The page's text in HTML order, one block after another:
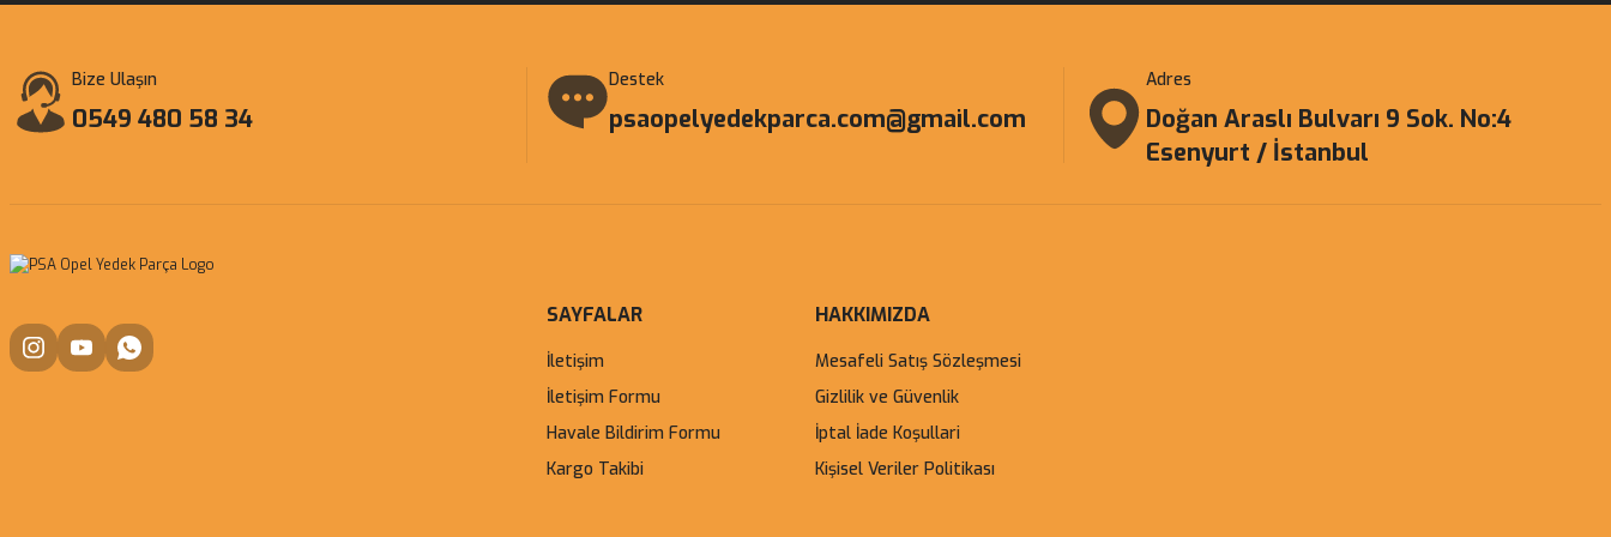
Bize Ulaşın
0549 480 58 34
Destek
psaopelyedekparca.com@gmail.com
Adres
Doğan Araslı Bulvarı 9 Sok. No:4
Esenyurt / İstanbul
SAYFALAR
İletişim
İletişim Formu
Havale Bildirim Formu
Kargo Takibi
HAKKIMIZDA
Mesafeli Satış Sözleşmesi
Gizlilik ve Güvenlik
İptal İade Koşullari
Kişisel Veriler Politikası